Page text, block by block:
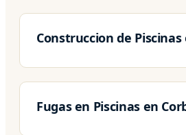
Construccion de
Fugas en Piscinas en